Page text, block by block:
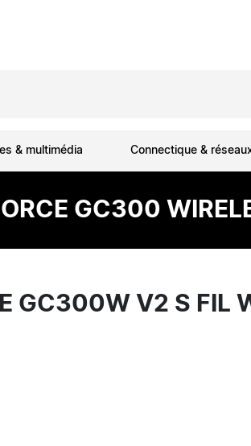
& multimédia Connectique &
GC300
GC300W V2 S FIL